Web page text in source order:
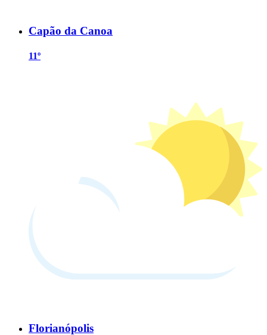
Capão da Canoa
11º
Florianópolis